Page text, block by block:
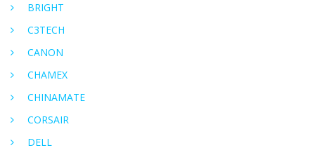
BRIGHT
C3TECH
CANON
CHAMEX
CHINAMATE
CORSAIR
DELL